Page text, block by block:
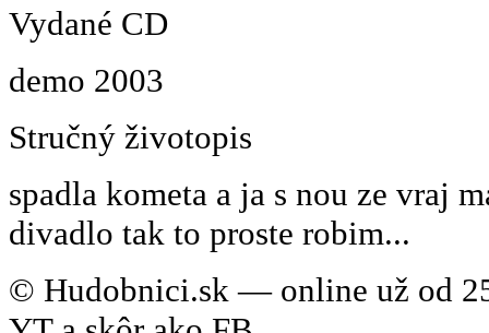
Vydané CD
demo 2003
Stručný životopis
spadla kometa a ja s nou ze vraj
divadlo tak to proste robim...
© Hudobnici.sk — online už od